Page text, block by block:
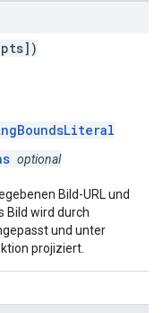
optional
Bild-URL und
Bild wird durch
und unter
projiziert.